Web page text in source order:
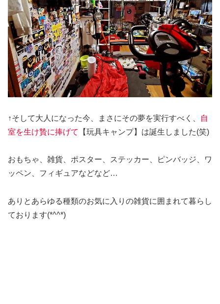
↑そして大人になった今、まさにその夢を実行すべく、
自
室を生け贄に捧げて
【玩具キャンプ】は誕生しました(笑)
おもちゃ、雑貨、ポスター、ステッカー、ピンバッジ、ワ
ッペン、フィギュアなどなど…
ありとあらゆる種類のお気に入りの雑貨に囲まれて暮らし
ております(*^^*)